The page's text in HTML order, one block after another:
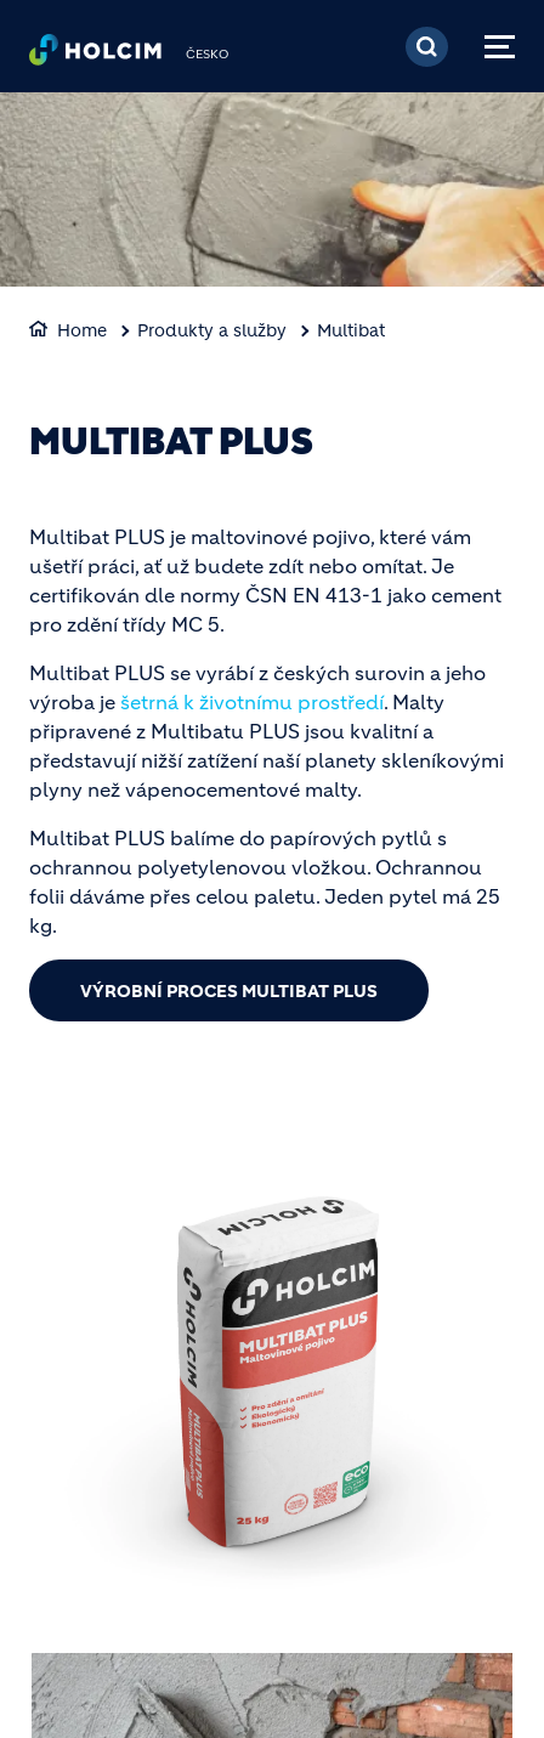
Přejít k hlavnímu
ČESKO
Home Produkty a služby Multibat
MULTIBAT PLUS
Multibat PLUS je maltovinové pojivo, které vám
ušetří práci, ať už budete zdít nebo omítat. Je
certifikován dle normy ČSN EN 413-1 jako cement
pro zdění třídy MC 5.
Multibat PLUS se vyrábí z českých surovin a jeho
výroba je šetrná k životnímu prostředí. Malty
připravené z Multibatu PLUS jsou kvalitní a
představují nižší zatížení naší planety skleníkovými
plyny než vápenocementové malty.
Multibat PLUS balíme do papírových pytlů s
ochrannou polyetylenovou vložkou. Ochrannou
folii dáváme přes celou paletu. Jeden pytel má 25
kg.
VÝROBNÍ PROCES MULTIBAT PLUS